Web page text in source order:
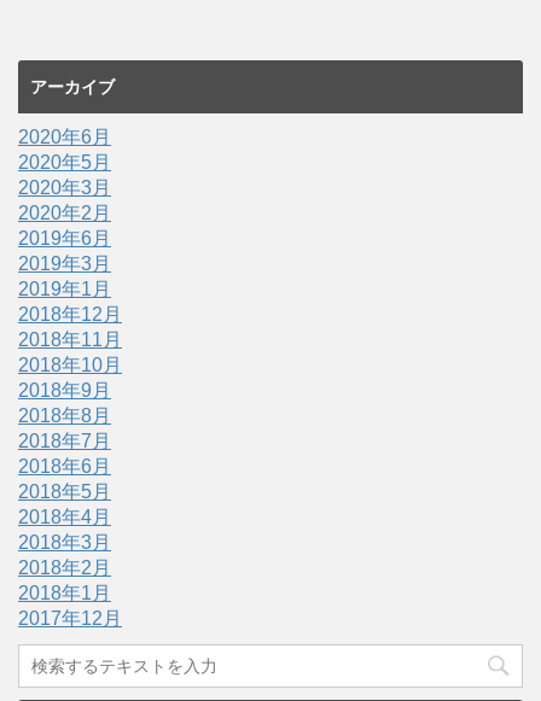
アーカイブ
2020年6月
2020年5月
2020年3月
2020年2月
2019年6月
2019年3月
2019年1月
2018年12月
2018年11月
2018年10月
2018年9月
2018年8月
2018年7月
2018年6月
2018年5月
2018年4月
2018年3月
2018年2月
2018年1月
2017年12月